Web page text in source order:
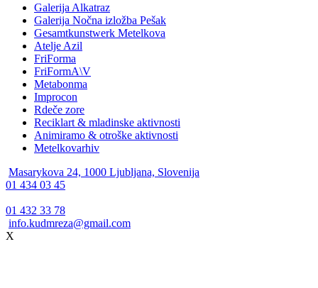
Galerija Alkatraz
Galerija Nočna izložba Pešak
Gesamtkunstwerk Metelkova
Atelje Azil
FriForma
FriFormA\V
Metabonma
Improcon
Rdeče zore
Reciklart & mladinske aktivnosti
Animiramo & otroške aktivnosti
Metelkovarhiv
Masarykova 24, 1000 Ljubljana, Slovenija
01 434 03 45
01 432 33 78
info.kudmreza@gmail.com
X